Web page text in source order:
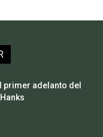
primer adelanto del